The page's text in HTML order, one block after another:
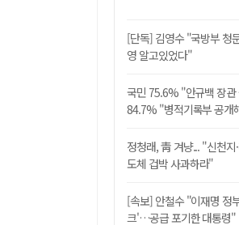
[단독] 김영수 "국방부 청
영 알고있었다"
국민 75.6% "안규백 장
84.7% "병적기록부 공개
정청래, 靑 겨냥... "신천지
도체 겁박 사과하라"
[속보] 안철수 "이재명 정
크'…공급 포기한 대통령"